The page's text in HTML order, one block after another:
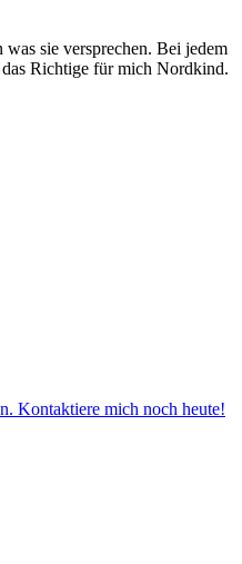
sie versprechen. Bei jedem
Richtige für mich Nordkind.
Kontaktiere mich noch heute!